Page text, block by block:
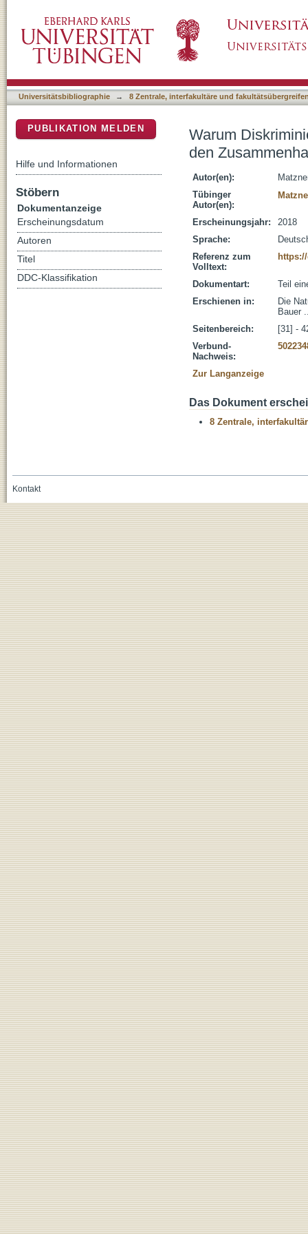
Alltag und Ausgrenzung
Universitätsbibliographie → 8 Zentrale, interfakultäre und
Warum
den
Autor(en):
Tübinger
Autor(en):
Erscheinungsjahr:
2018
Sprache:
Referenz zum
Volltext:
Dokumentart:
Teil
Erschienen in:
Die
Bauer
Seitenbereich:
[31] -
Verbund-
Nachweis:
Zur Langanzeige
Das Dokument
8 Zentrale,
PUBLIKATION MELDEN
Hilfe und Informationen
Stöbern
Dokumentanzeige
Erscheinungsdatum
Autoren
Titel
DDC-Klassifikation
Kontakt